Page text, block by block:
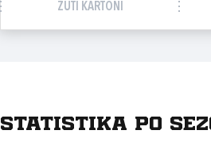
ŽUTI KARTONI
Statistika po